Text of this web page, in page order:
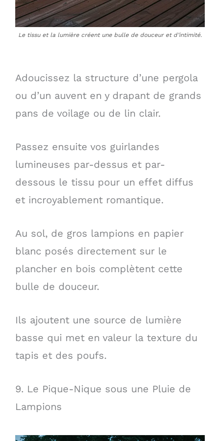
Le tissu et la lumière créent une bulle de douceur et d’intimité.
Adoucissez la structure d’une pergola
ou d’un auvent en y drapant de grands
pans de voilage ou de lin clair.
Passez ensuite vos guirlandes
lumineuses par-dessus et par-
dessous le tissu pour un effet diffus
et incroyablement romantique.
Au sol, de gros lampions en papier
blanc posés directement sur le
plancher en bois complètent cette
bulle de douceur.
Ils ajoutent une source de lumière
basse qui met en valeur la texture du
tapis et des poufs.
9. Le Pique-Nique sous une Pluie de
Lampions